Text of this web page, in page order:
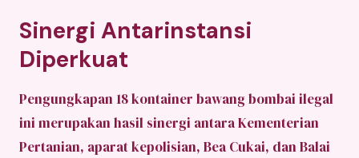
Sinergi Antarinstansi
Diperkuat
Pengungkapan 18 kontainer bawang bombai ilegal
ini merupakan hasil sinergi antara Kementerian
Pertanian, aparat kepolisian, Bea Cukai, dan Balai